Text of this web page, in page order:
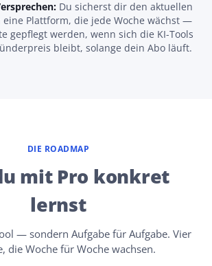
Du sicherst dir den aktuellen
eine Plattform, die jede Woche wächst —
gepflegt werden, wenn sich die KI-Tools
bleibt, solange dein Abo läuft.
DIE ROADMAP
mit Pro konkret
lernst
— sondern Aufgabe für Aufgabe. Vier
die Woche für Woche wachsen.